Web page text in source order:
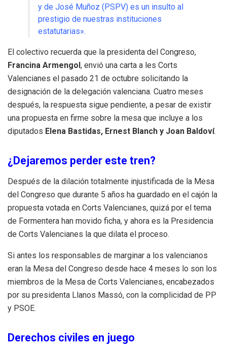
y de José Muñoz (PSPV) es un insulto al
prestigio de nuestras instituciones
estatutarias».
El colectivo recuerda que la presidenta del Congreso,
Francina Armengol, envió una carta a les Corts
Valencianes el pasado 21 de octubre solicitando la
designación de la delegación valenciana. Cuatro meses
después, la respuesta sigue pendiente, a pesar de existir
una propuesta en firme sobre la mesa que incluye a los
diputados Elena Bastidas, Ernest Blanch y Joan Baldoví.
¿Dejaremos perder este tren?
Después de la dilación totalmente injustificada de la Mesa
del Congreso que durante 5 años ha guardado en el cajón la
propuesta votada en Corts Valencianes, quizá por el tema
de Formentera han movido ficha, y ahora es la Presidencia
de Corts Valencianes la que dilata el proceso.
Si antes los responsables de marginar a los valencianos
eran la Mesa del Congreso desde hace 4 meses lo son los
miembros de la Mesa de Corts Valencianes, encabezados
por su presidenta Llanos Massó, con la complicidad de PP
y PSOE.
Derechos civiles en juego